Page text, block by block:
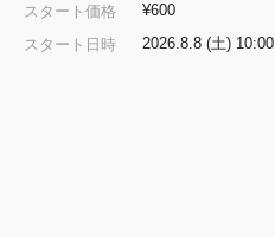
スタート価格
¥600
スタート日時
2026.8.8 (土) 10:00